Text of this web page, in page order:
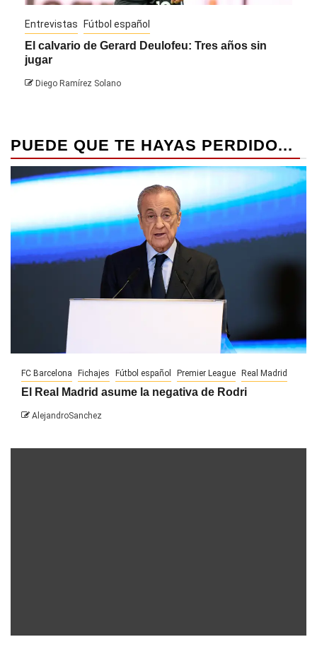
Entrevistas Fútbol español
El calvario de Gerard Deulofeu: Tres años sin
jugar
Diego Ramírez Solano
PUEDE QUE TE HAYAS PERDIDO...
FC Barcelona Fichajes Fútbol español Premier League Real Madrid
El Real Madrid asume la negativa de Rodri
AlejandroSanchez